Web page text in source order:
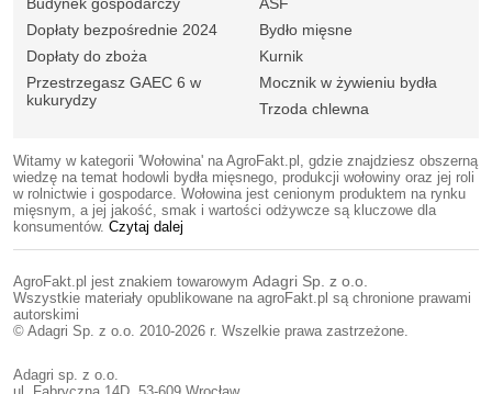
Budynek gospodarczy
Dopłaty bezpośrednie 2024
Dopłaty do zboża
Przestrzegasz GAEC 6 w
kukurydzy
ASF
Bydło mięsne
Kurnik
Mocznik w żywieniu bydła
Trzoda chlewna
Witamy w kategorii 'Wołowina' na AgroFakt.pl, gdzie znajdziesz obszerną
wiedzę na temat hodowli bydła mięsnego, produkcji wołowiny oraz jej roli
w rolnictwie i gospodarce. Wołowina jest cenionym produktem na rynku
mięsnym, a jej jakość, smak i wartości odżywcze są kluczowe dla
konsumentów. Czytaj dalej
AgroFakt.pl jest znakiem towarowym Adagri Sp. z o.o.
Wszystkie materiały opublikowane na agroFakt.pl są chronione prawami
autorskimi
© Adagri Sp. z o.o. 2010-2026 r. Wszelkie prawa zastrzeżone.
Adagri sp. z o.o.